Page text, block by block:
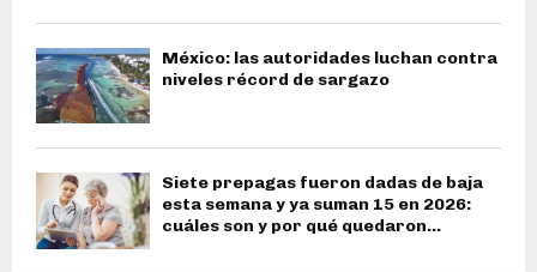
México: las autoridades luchan contra
niveles récord de sargazo
Siete prepagas fueron dadas de baja
esta semana y ya suman 15 en 2026:
cuáles son y por qué quedaron...